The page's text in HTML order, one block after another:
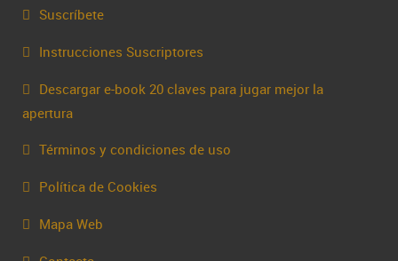
Suscríbete
Instrucciones Suscriptores
Descargar e-book 20 claves para jugar mejor la
apertura
Términos y condiciones de uso
Política de Cookies
Mapa Web